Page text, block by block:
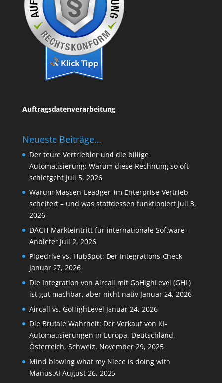
Auftragsdatenverarbeitung
Neueste Beiträge…
Der teure Vertriebler und die billige
Automatisierung: Warum diese Rechnung so oft
schiefgeht Juli 5, 2026
Warum Massen-Leadgen im Enterprise-Vertrieb
scheitert – und was stattdessen funktioniert Juli 3,
2026
DACH-Markteintritt für internationale Software-
Anbieter Juli 2, 2026
Pipedrive vs. HubSpot: Der Integrations-Check
Januar 27, 2026
Die Integration von Aircall mit GoHighLevel (GHL)
ist gut machbar, aber nicht nativ Januar 24, 2026
Aircall vs. GoHighLevel Januar 24, 2026
Die Brutale Wahrheit: Der Verkauf von KI-
Automatisierungen in Europa, Deutschland,
Österreich, Schweiz. November 29, 2025
Mind blowing what my Niece is doing with
Manus.AI August 26, 2025